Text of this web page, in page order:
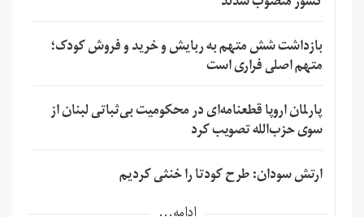
بازداشت شش متهم به ربایش و خرید و فروش کودک؛
متهم اصلی فراری است
پارلمان اروپا قطعنامه‌ای در محکومیت بی‌ثباتی لبنان از
سوی حزب‌الله تصویب کرد
ارتش سودان: طرح کودتا را خنثی کردیم